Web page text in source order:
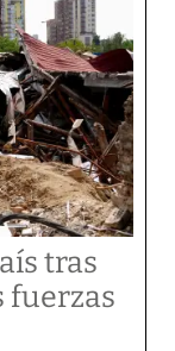
tras
fuerzas